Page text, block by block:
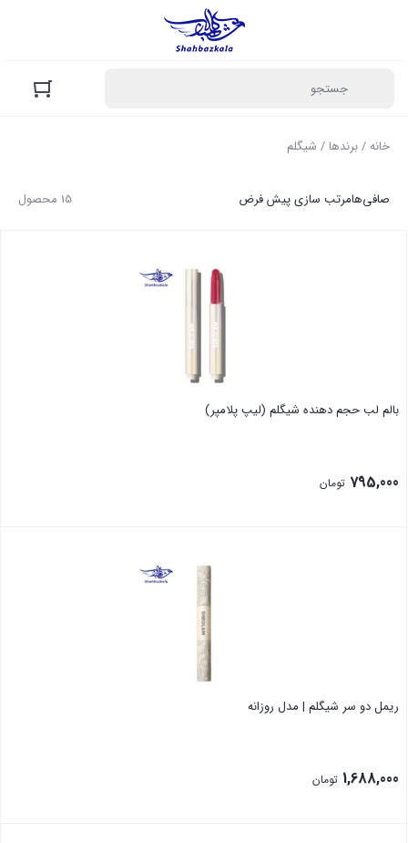
خانه/ برندها / شیگلم
15 محصول صافی‌هامرتب سازی پیش فرض
بالم لب حجم دهنده شیگلم (لیپ پلامپر)
795,000 تومان
ریمل دو سر شیگلم | مدل روزانه
1,688,000 تومان